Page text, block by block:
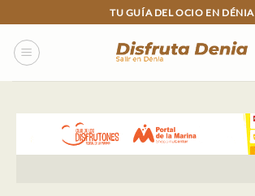
to
content
TU GUÍA DEL OCIO EN DÉNIA